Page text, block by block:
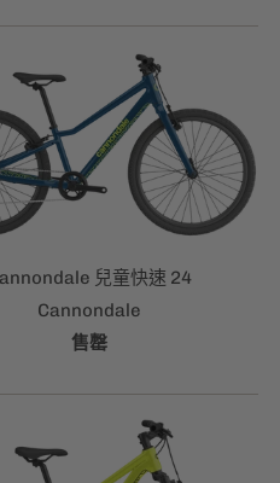
兒童快速 24
Cannondale
售罄